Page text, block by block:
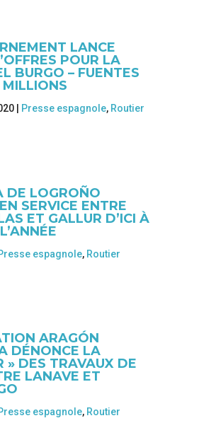
LANCE
POUR LA
BURGO – FUENTES
MILLIONS
| Presse espagnole, Routier
DE LOGROÑO
SERVICE ENTRE
ET GALLUR D’ICI À
espagnole, Routier
ARAGÓN
DÉNONCE LA
» DES TRAVAUX DE
LANAVE ET
espagnole, Routier